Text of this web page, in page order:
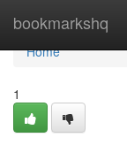
bookmarkshq
Home
Home
1